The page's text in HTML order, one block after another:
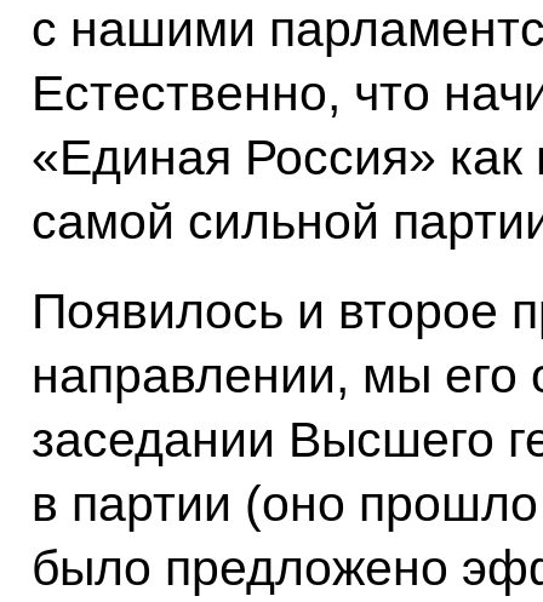
с нашими
Естественно, что
«Единая Россия»
самой сильной
Появилось и второе
направлении, мы его
заседании Высшего
в партии (оно
было предложено